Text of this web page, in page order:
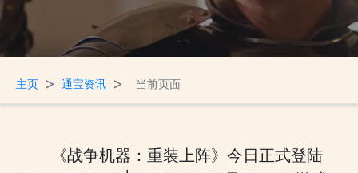
主页 > 通宝资讯 > 当前页面
《战争机器：重装上阵》今日正式登陆